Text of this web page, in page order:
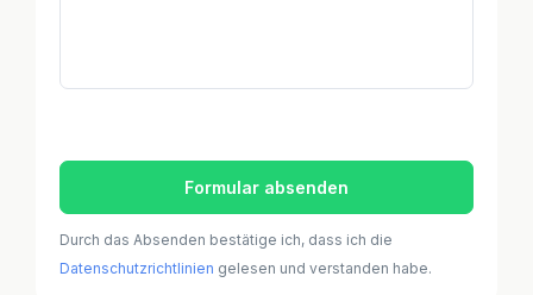
Formular absenden
Durch das Absenden bestätige ich, dass ich die
Datenschutzrichtlinien gelesen und verstanden habe.